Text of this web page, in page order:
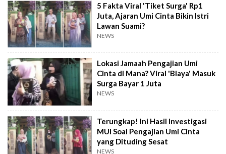
5 Fakta Viral 'Tiket Surga' Rp1
Juta, Ajaran Umi Cinta Bikin Istri
Lawan Suami?
NEWS
Lokasi Jamaah Pengajian Umi
Cinta di Mana? Viral 'Biaya' Masuk
Surga Bayar 1 Juta
NEWS
Terungkap! Ini Hasil Investigasi
MUI Soal Pengajian Umi Cinta
yang Dituding Sesat
NEWS